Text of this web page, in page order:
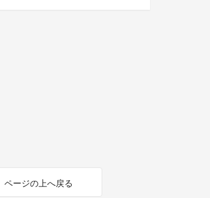
ページの上へ戻る